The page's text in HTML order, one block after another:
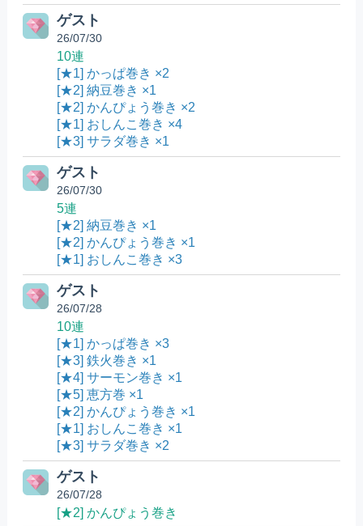
ゲスト
26/07/30
10連
[★1] かっぱ巻き ×2
[★2] 納豆巻き ×1
[★2] かんぴょう巻き ×2
[★1] おしんこ巻き ×4
[★3] サラダ巻き ×1
ゲスト
26/07/30
5連
[★2] 納豆巻き ×1
[★2] かんぴょう巻き ×1
[★1] おしんこ巻き ×3
ゲスト
26/07/28
10連
[★1] かっぱ巻き ×3
[★3] 鉄火巻き ×1
[★4] サーモン巻き ×1
[★5] 恵方巻 ×1
[★2] かんぴょう巻き ×1
[★1] おしんこ巻き ×1
[★3] サラダ巻き ×2
ゲスト
26/07/28
[★2] かんぴょう巻き